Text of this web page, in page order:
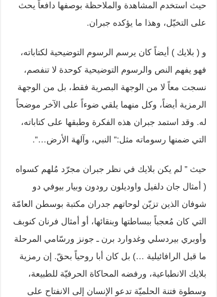
حيث استخدم المشاهدة والملاحظة بوصفها دافعاً يحث
على التخيّل، وهذا ما يؤكده جبران.
و ( بلايك ) أيضاً كان يرسم الرسوم التوضيحية لكتاباته،
فهو يفهم النص والرسوم التوضيحية كوحدة لا تنفصم،
نسجت معاً لا من الوجهة البصرية فقط، بل من الوجهة
الرمزية أيضاً، وكل منهما يلقي ضوءاً على الآخر موضحاً
له. وقد استمد جبران هذه الفكرة وطبقها على كتاباته،
التي ضمنها رسوماته مثل:” النبي، وآلهة الأرض…”.
حيث ” لم يكن بلايك في نظر جبران مجرّد مُلهم كسواه
( أمثال جان دلفيل واوديلون رودون وبيار بيوفي دو
شوفان الذين تزيّن لوحاتهم جدران مكتبة بوسطن العامّة
التي كان مُعجباً ببساطتها وبنقائها، أو أمثال فرنان كنوبف
وأوبري بيردسلي وغدوارد برن ـ جونز ورسّامي المرحلة
ما قبل الرافائيلية …) بل كان أبا روحياً بحقّ. إن رمزية
بلايك الانطباعية، ورفضه المحاكاة الحرفيّة للطبيعة،
وسطوة فتنة الحلميّة تدعو الإنسان إلى الانفتاح على